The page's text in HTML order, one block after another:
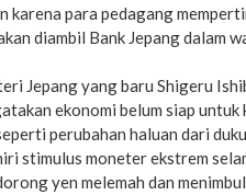
karena para pedagang
diambil Bank Jepang dalam
Jepang yang baru Shigeru
ekonomi belum siap
perubahan haluan dari
stimulus moneter ekstrem
yen melemah dan